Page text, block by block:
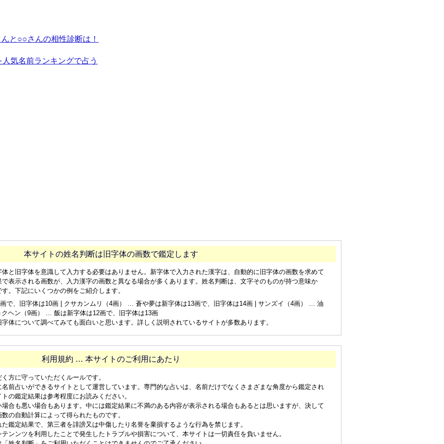
と○○さんの相性診断は！
人気名前ランキングで占う
本サイトの姓名判断は旧字体の画数で鑑定します
と旧字体を意識して入力する必要はありません。新字体で入力された漢字は、自動的に旧字体の画数を求めて
表示される画数が、入力漢字の画数と異なる場合が多くあります。姓名判断は、文字そのものが持つ意味か
。下記にいくつかの例をご紹介します。
で、旧字体は10画 | クサカンムリ（4画） … 蒼や夢は新字体は13画で、旧字体は14画 | サンズイ（4画） … 油
ヘン（9画） … 飯は新字体は12画で、旧字体は13画
体について調べてみても面白いと思います。詳しく説明されているサイトが多数あります。
利用規約 … 本サイトのご利用にあたり
方に守っていただくルールです。
名前占いができるサイトとして運営しています。専門的な占いは、名前だけでなくさまざまな角度から鑑定され
の鑑定結果は参考程度にお読みください。
合も悪い場合もあります。中には鑑定結果に不満のある内容が表示される場合もあるとは思いますが、決して
の自動計算によって得られたものです。
鑑定結果で、第三者を誹謗又は中傷したり名誉を棄損するような行為を禁じます。
ンンツを利用したことで発生したトラブルや損害について、本サイトは一切責任を負いません。